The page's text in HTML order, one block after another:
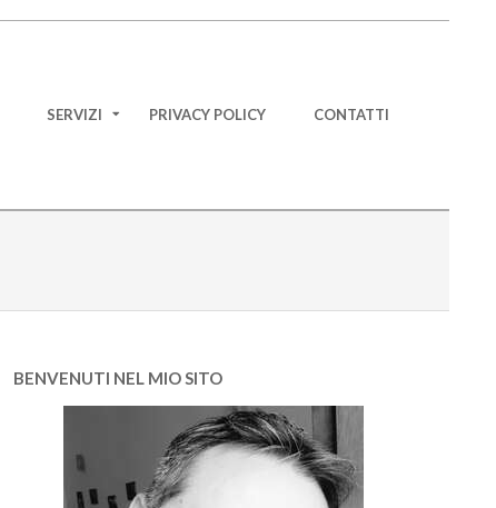
SERVIZI PRIVACY POLICY CONTATTI
BENVENUTI NEL MIO SITO